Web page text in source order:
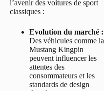
l’avenir des voitures de sport
classiques :
Evolution du marché :
Des véhicules comme la
Mustang Kingpin
peuvent influencer les
attentes des
consommateurs et les
standards de design